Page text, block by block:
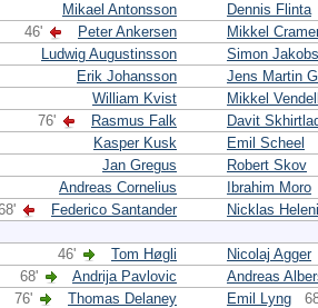
Mikael Antonsson
Dennis Flinta
46'
Peter Ankersen
Mikkel
Ludwig Augustinsson
Simon
Erik Johansson
Jens Martin
William Kvist
Mikkel
76'
Rasmus Falk
Davit
Kasper Kusk
Emil Scheel
Jan Gregus
Robert Skov
Andreas Cornelius
Ibrahim Moro
Federico Santander Nicklas
46' Tom Høgli
Nicolaj Agger
68'
Andrija Pavlovic
Andreas
76'
Thomas Delaney Emil Lyng